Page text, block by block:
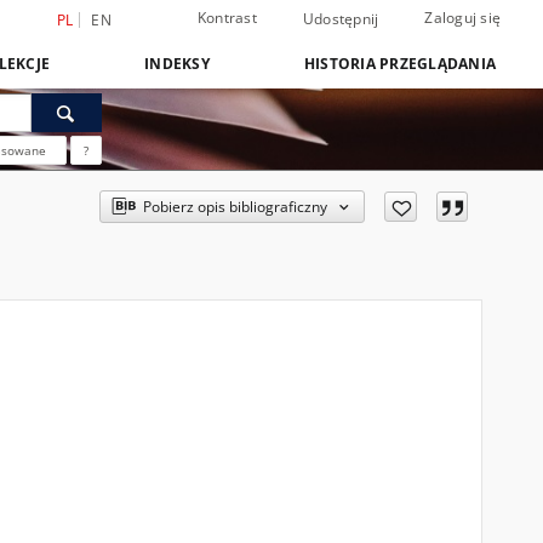
PL EN Kontrast Udostępnij Zaloguj się
INDEKSY HISTORIA PRZEGLĄDANIA
?
Pobierz opis bibliograficzny